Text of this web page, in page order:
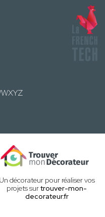
WXYZ
Un décorateur pour réaliser vos
projets surtrouver-mon-
decorateur.fr